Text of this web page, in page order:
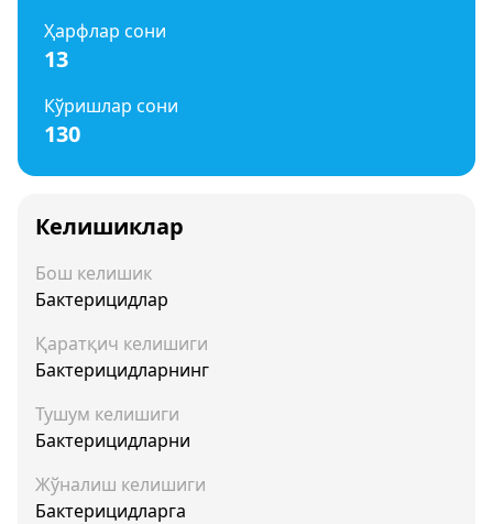
Ҳарфлар сони
13
Кўришлар сони
130
Келишиклар
Бош келишик
Бактерицидлар
Қаратқич келишиги
Бактерицидларнинг
Тушум келишиги
Бактерицидларни
Жўналиш келишиги
Бактерицидларга